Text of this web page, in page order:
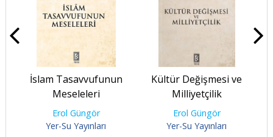
İslam Tasavvufunun
Meseleleri
Erol Güngör
Yer-Su Yayınları
Kültür Değişmesi ve
Milliyetçilik
Erol Güngör
Yer-Su Yayınları